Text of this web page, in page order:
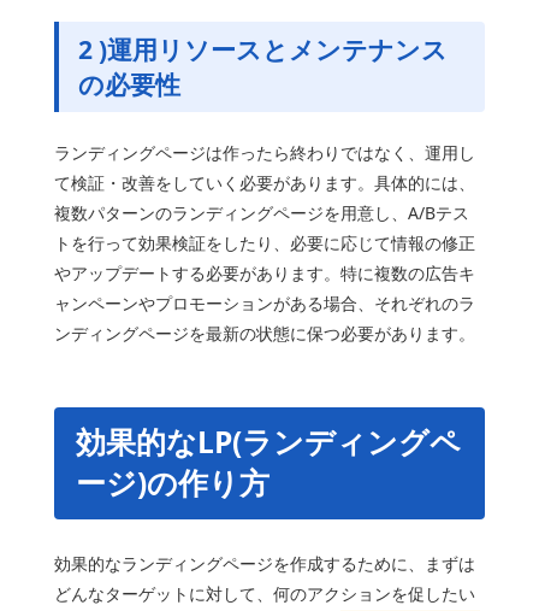
2 )運用リソースとメンテナンス
の必要性
ランディングページは作ったら終わりではなく、運用し
て検証・改善をしていく必要があります。具体的には、
複数パターンのランディングページを用意し、A/Bテス
トを行って効果検証をしたり、必要に応じて情報の修正
やアップデートする必要があります。特に複数の広告キ
ャンペーンやプロモーションがある場合、それぞれのラ
ンディングページを最新の状態に保つ必要があります。
効果的なLP(ランディングペ
ージ)の作り方
効果的なランディングページを作成するために、まずは
どんなターゲットに対して、何のアクションを促したい